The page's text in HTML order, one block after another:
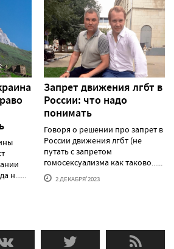
н......
Запрет движения лгбт в
России: что надо
понимать
Говоря о решении про запрет в
России движения лгбт (не
путать с запретом
гомосексуализма как таково......
2 ДЕКАБРЯ'2023